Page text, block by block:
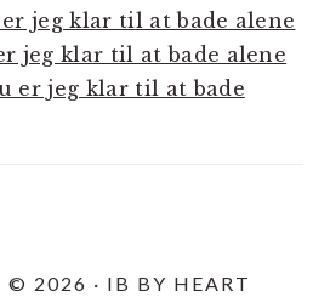
jeg klar til at bade alene
jeg klar til at bade alene
er jeg klar til at bade
© 2026 · IB BY HEART